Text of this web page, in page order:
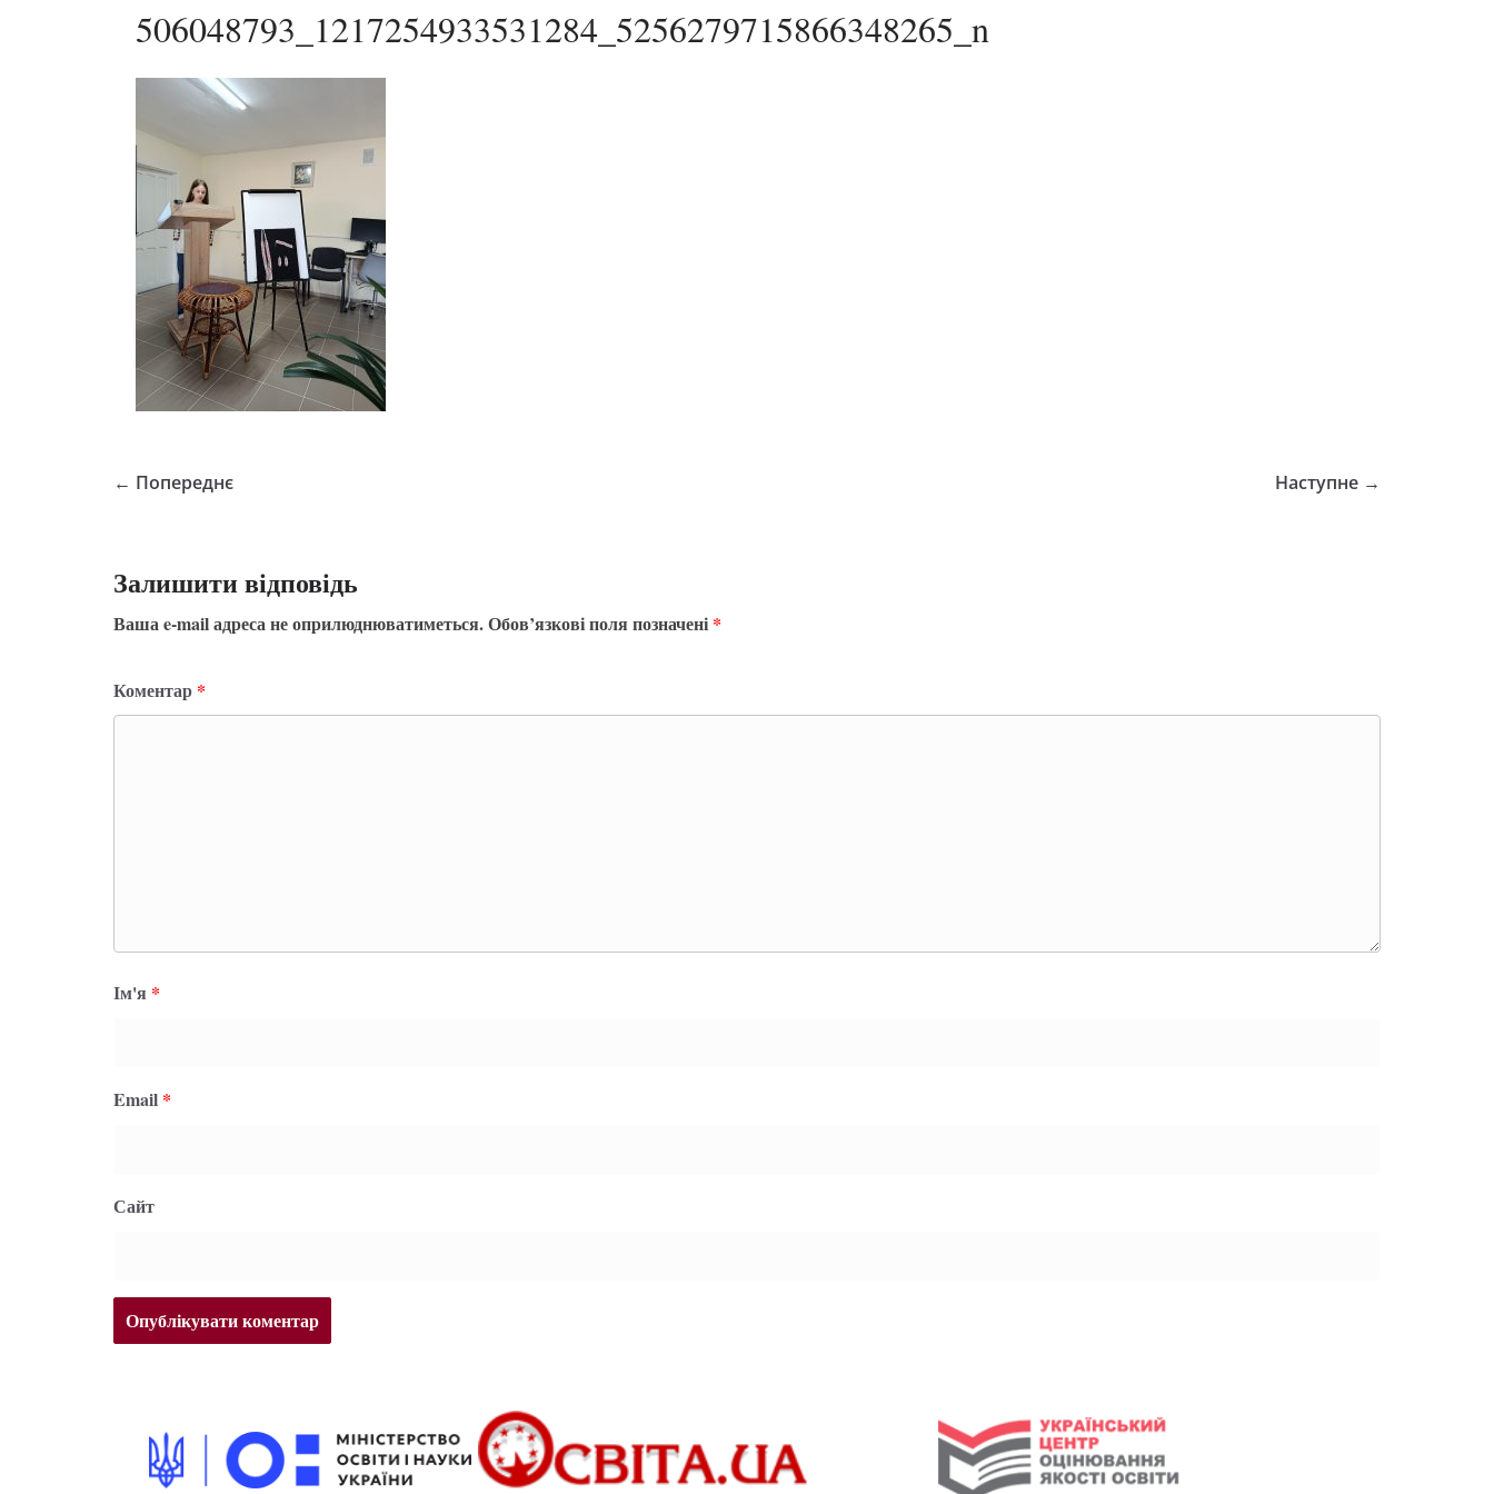
506048793_1217254933531284_5256279715866348265_n
← Попереднє Наступне →
Залишити відповідь
Ваша e-mail адреса не оприлюднюватиметься.Обов’язкові поля позначені *
Коментар *
Ім'я *
Email *
Сайт